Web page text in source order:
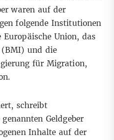
waren auf der
folgende Institutionen
Europäische Union, das
und die
für Migration,
schreibt
Geldgeber
Inhalte auf der